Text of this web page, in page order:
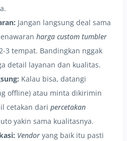
Jangan langsung deal sama
harga custom tumbler
3 tempat. Bandingkan nggak
detail layanan dan kualitas.
Kalau bisa, datangi
offline) atau minta dikirimin
cetakan dari percetakan
yakin sama kualitasnya.
Vendor yang baik itu pasti